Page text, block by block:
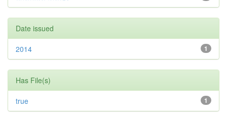
Date issued
1
2014
Has File(s)
1
true